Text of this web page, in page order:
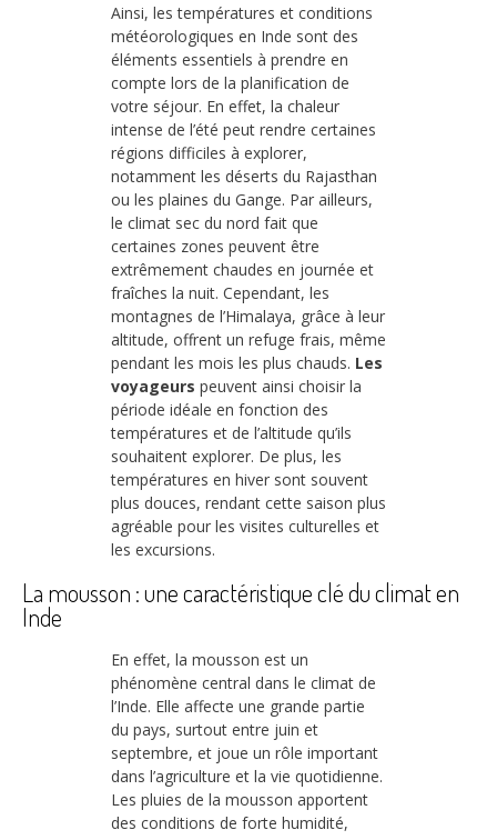
Ainsi, les températures et conditions
météorologiques en Inde sont des
éléments essentiels à prendre en
compte lors de la planification de
votre séjour. En effet, la chaleur
intense de l’été peut rendre certaines
régions difficiles à explorer,
notamment les déserts du Rajasthan
ou les plaines du Gange. Par ailleurs,
le climat sec du nord fait que
certaines zones peuvent être
extrêmement chaudes en journée et
fraîches la nuit. Cependant, les
montagnes de l’Himalaya, grâce à leur
altitude, offrent un refuge frais, même
pendant les mois les plus chauds. Les
voyageurs peuvent ainsi choisir la
période idéale en fonction des
températures et de l’altitude qu’ils
souhaitent explorer. De plus, les
températures en hiver sont souvent
plus douces, rendant cette saison plus
agréable pour les visites culturelles et
les excursions.
La mousson : une caractéristique clé du climat en
Inde
En effet, la mousson est un
phénomène central dans le climat de
l’Inde. Elle affecte une grande partie
du pays, surtout entre juin et
septembre, et joue un rôle important
dans l’agriculture et la vie quotidienne.
Les pluies de la mousson apportent
des conditions de forte humidité,